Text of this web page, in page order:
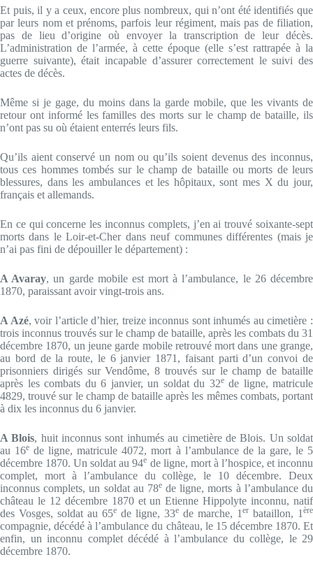
Et puis, il y a ceux, encore plus nombreux, qui n’ont été identifiés que
par leurs nom et prénoms, parfois leur régiment, mais pas de filiation,
pas de lieu d’origine où envoyer la transcription de leur décès.
L’administration de l’armée, à cette époque (elle s’est rattrapée à la
guerre suivante), était incapable d’assurer correctement le suivi des
actes de décès.
Même si je gage, du moins dans la garde mobile, que les vivants de
retour ont informé les familles des morts sur le champ de bataille, ils
n’ont pas su où étaient enterrés leurs fils.
Qu’ils aient conservé un nom ou qu’ils soient devenus des inconnus,
tous ces hommes tombés sur le champ de bataille ou morts de leurs
blessures, dans les ambulances et les hôpitaux, sont mes X du jour,
français et allemands.
En ce qui concerne les inconnus complets, j’en ai trouvé soixante-sept
morts dans le Loir-et-Cher dans neuf communes différentes (mais je
n’ai pas fini de dépouiller le département) :
A Avaray, un garde mobile est mort à l’ambulance, le 26 décembre
1870, paraissant avoir vingt-trois ans.
A Azé, voir l’article d’hier, treize inconnus sont inhumés au cimetière :
trois inconnus trouvés sur le champ de bataille, après les combats du 31
décembre 1870, un jeune garde mobile retrouvé mort dans une grange,
au bord de la route, le 6 janvier 1871, faisant parti d’un convoi de
prisonniers dirigés sur Vendôme, 8 trouvés sur le champ de bataille
après les combats du 6 janvier, un soldat du 32ede ligne, matricule
4829, trouvé sur le champ de bataille après les mêmes combats, portant
à dix les inconnus du 6 janvier.
A Blois, huit inconnus sont inhumés au cimetière de Blois. Un soldat
au 16e de ligne, matricule 4072, mort à l’ambulance de la gare, le 5
décembre 1870. Un soldat au 94e de ligne, mort à l’hospice, et inconnu
complet, mort à l’ambulance du collège, le 10 décembre. Deux
inconnus complets, un soldat au 78ede ligne, morts à l’ambulance du
château le 12 décembre 1870 et un Etienne Hippolyte inconnu, natif
des Vosges, soldat au 65e de ligne, 33e de marche, 1 er bataillon, 1 ère
compagnie, décédé à l’ambulance du château, le 15 décembre 1870. Et
enfin, un inconnu complet décédé à l’ambulance du collège, le 29
décembre 1870.